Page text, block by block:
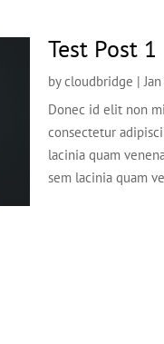
Test Post 1
bycloudbridge |
Donec id elit non
consectetur
lacinia quam
sem lacinia quam